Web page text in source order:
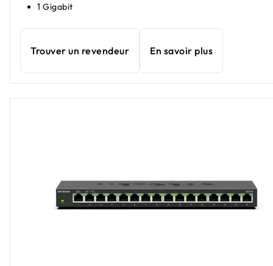
1 Gigabit
Trouver un revendeur En savoir plus